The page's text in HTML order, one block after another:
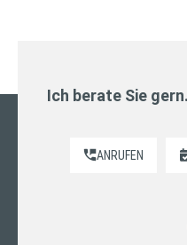
Ich berate Sie
ANRUFEN